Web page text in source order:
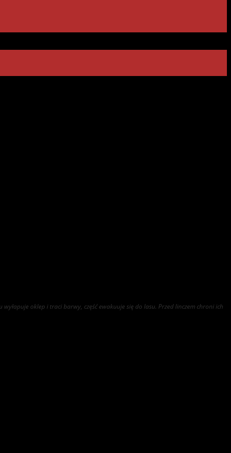
oklep i traci barwy, część ewakuuje się do lasu. Przed linczem chroni ich